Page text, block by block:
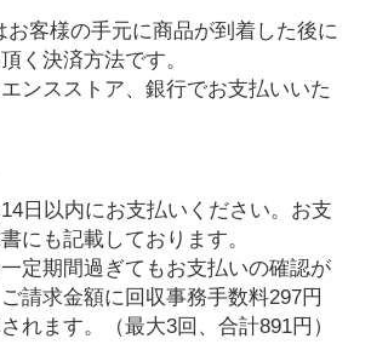
お客様の手元に商品が到着した後に
く決済方法です。
ンスストア、銀行でお支払いいた
日以内にお支払いください。お支
にも記載しております。
定期間過ぎてもお支払いの確認が
請求金額に回収事務手数料297円
れます。（最大3回、合計891円）